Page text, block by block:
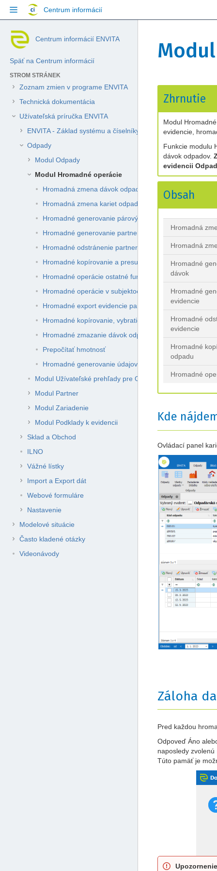
Skip
Přejít
Přejít
Centrum informácií
Centrum informácií ENVITA
Späť na Centrum informácií
STROM STRÁNEK
Zoznam zmien v programe ENVITA
Technická dokumentácia
Užívateľská príručka ENVITA
ENVITA - Základ systému a číselníky
Odpady
Modul Odpady
Modul Hromadné operácie
Hromadná zmena dávok odpadov
Hromadná zmena kariet odpadov
Hromadné generovanie párových dávok
Hromadné generovanie partnerskej evidencie
Hromadné odstránenie partnerskej evidencie
Hromadné kopírovanie a presun karty odpadu
Hromadné operácie ostatné funkcie
Hromadné operácie v subjektoch
Hromadné export evidencie partnerom
Hromadné kopírovanie, vybratie a vkladanie dávok
Hromadné zmazanie dávok odpadov
Prepočítať hmotnosť
Hromadné generovanie údajov
Modul Užívateľské prehľady pre Odpady
Modul Partner
Modul Zariadenie
Modul Podklady k evidencii
Sklad a Obchod
ILNO
Vážné lístky
Import a Export dát
Webové formuláre
Nastavenie
Modelové situácie
Často kladené otázky
Videonávody
konec
banneru
začátek
banneru
na
metadat
na
metadat
Zhrnutie
Modul
evidencie,
Funkcie modulu
dávok odpadov.
evidencii
Obsah
Hromadná
Hromadná
Hromadné
dávok
Hromadné
evidencie
Hromadné
evidencie
Hromadné
odpadu
Hromadné
Kde
Ovládací panel
Záloha
Pred každou
Odpoveď Áno
naposledy zvolenú
Túto pamäť je
Upozornenie